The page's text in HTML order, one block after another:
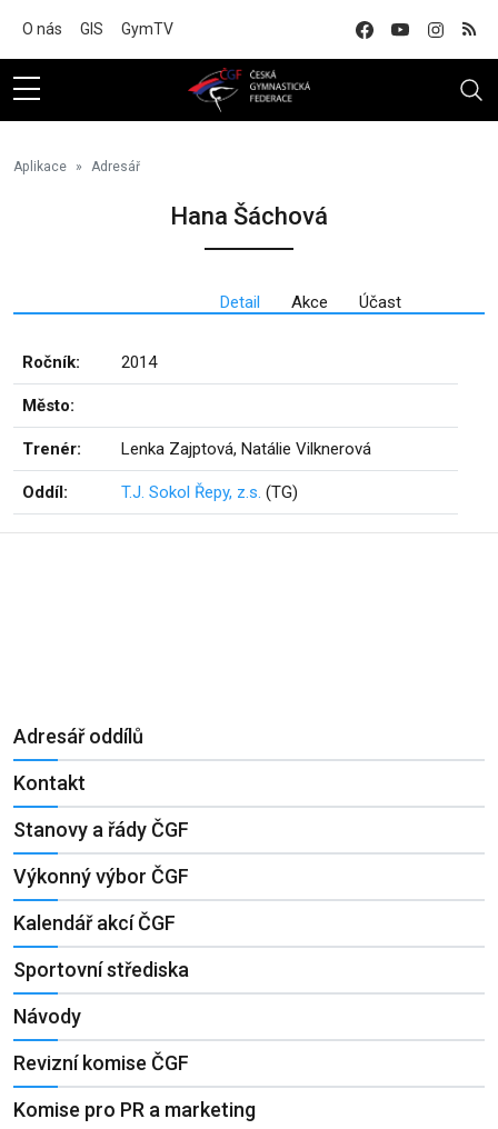
O nás GIS GymTV
Aplikace Adresář
Hana Šáchová
Detail Akce Účast
Ročník: 2014
Město:
Trenér: Lenka Zajptová, Natálie Vilknerová
Oddíl: T.J. Sokol Řepy, z.s. (TG)
Adresář oddílů
Kontakt
Stanovy a řády ČGF
Výkonný výbor ČGF
Kalendář akcí ČGF
Sportovní střediska
Návody
Revizní komise ČGF
Komise pro PR a marketing